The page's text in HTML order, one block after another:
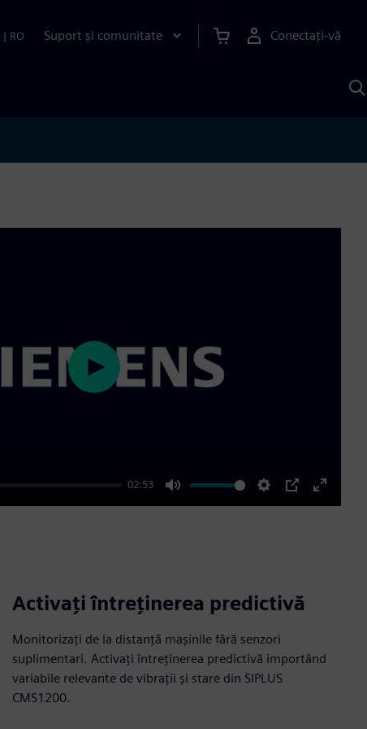
| RO Suport și comunitate Conectați-vă
02:53
Mute Settings
PIP
Enter
Play
Activați întreținerea predictivă
Monitorizați de la distanță mașinile fără senzori
suplimentari. Activaţi întreţinerea predictivă importând
variabile relevante de vibraţii şi stare din SIPLUS
CMS1200.